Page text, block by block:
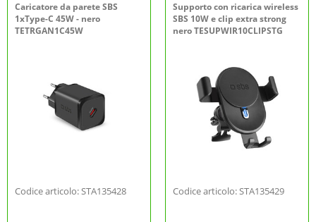
Caricatore da parete SBS
1xType-C 45W - nero
TETRGAN1C45W
Codice articolo: STA135428
Supporto con ricarica wireless
SBS 10W e clip extra strong
nero TESUPWIR10CLIPSTG
Codice articolo: STA135429